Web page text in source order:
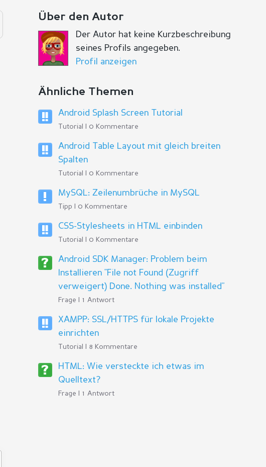
Über den Autor
Der Autor hat keine Kurzbeschreibung
seines Profils angegeben.
Profil anzeigen
Ähnliche Themen
Android Splash Screen Tutorial
Tutorial | 0 Kommentare
Android Table Layout mit gleich breiten
Spalten
Tutorial | 0 Kommentare
MySQL: Zeilenumbrüche in MySQL
Tipp | 0 Kommentare
CSS-Stylesheets in HTML einbinden
Tutorial | 0 Kommentare
Android SDK Manager: Problem beim
Installieren "File not Found (Zugriff
verweigert) Done. Nothing was installed"
Frage | 1 Antwort
XAMPP: SSL/HTTPS für lokale Projekte
einrichten
Tutorial | 8 Kommentare
HTML: Wie versteckte ich etwas im
Quelltext?
Frage | 1 Antwort